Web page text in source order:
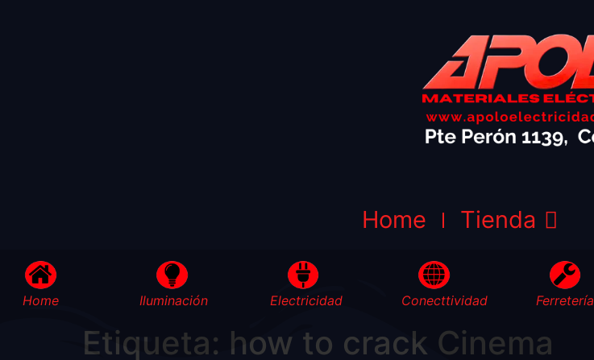
Home Tienda
Home Iluminación Electricidad Conecttividad Ferretería
Etiqueta: how to crack Cinema